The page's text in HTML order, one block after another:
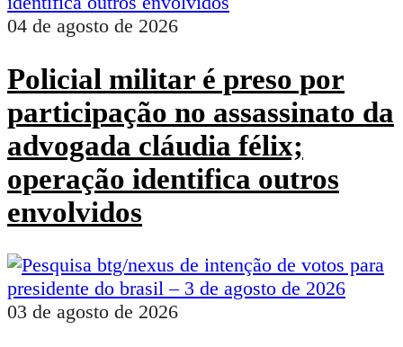
04 de agosto de 2026
Policial militar é preso por
participação no assassinato da
advogada cláudia félix;
operação identifica outros
envolvidos
03 de agosto de 2026